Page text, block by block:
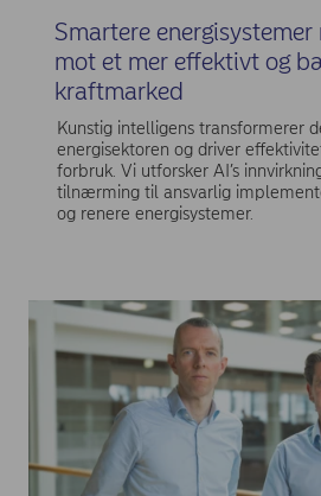
Smartere energisystemer
mot et mer effektivt og
kraftmarked
Kunstig intelligens transformerer
energisektoren og driver
forbruk. Vi utforsker AI’s
tilnærming til ansvarlig
og renere energisystemer.